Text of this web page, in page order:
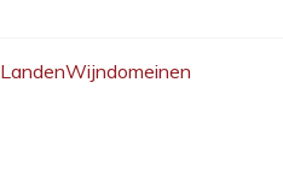
LandenWijndomeinen